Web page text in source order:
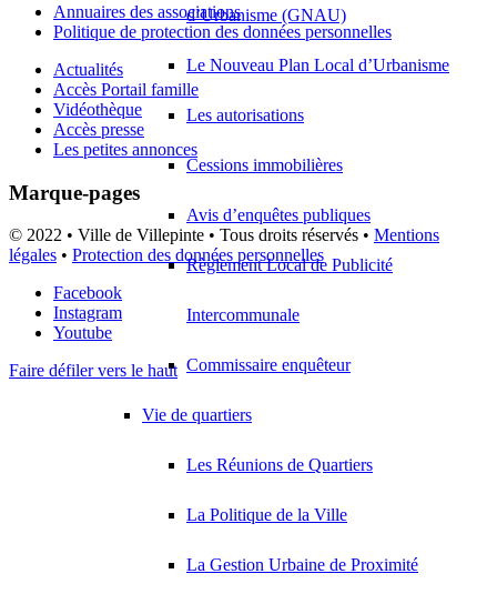
d’Urbanisme (GNAU)
Le Nouveau Plan Local d’Urbanisme
Les autorisations
Cessions immobilières
Avis d’enquêtes publiques
Règlement Local de Publicité
Intercommunale
Commissaire enquêteur
Vie de quartiers
Les Réunions de Quartiers
La Politique de la Ville
La Gestion Urbaine de Proximité
Annuaires des associations
Politique de protection des données personnelles
Actualités
Accès Portail famille
Vidéothèque
Accès presse
Les petites annonces
Marque-pages
© 2022 • Ville de Villepinte • Tous droits réservés • Mentions
légales • Protection des données personnelles
Facebook
Instagram
Youtube
Faire défiler vers le haut